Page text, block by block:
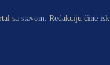
sa stavom. Redakciju čine